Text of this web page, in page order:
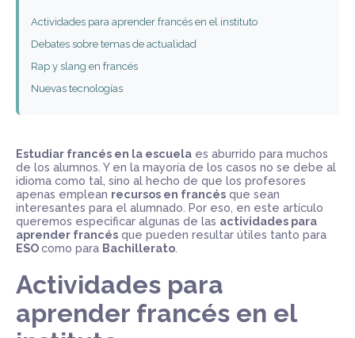
Actividades para aprender francés en el instituto
Debates sobre temas de actualidad
Rap y slang en francés
Nuevas tecnologías
Estudiar francés en la escuela es aburrido para muchos
de los alumnos. Y en la mayoría de los casos no se debe al
idioma como tal, sino al hecho de que los profesores
apenas emplean recursos en francés que sean
interesantes para el alumnado. Por eso, en este artículo
queremos especificar algunas de las actividades para
aprender francés que pueden resultar útiles tanto para
ESOcomo para Bachillerato
Actividades para
aprender francés en el